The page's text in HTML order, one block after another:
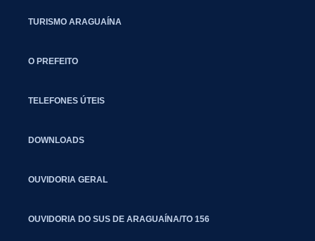
TURISMO ARAGUAÍNA
O PREFEITO
TELEFONES ÚTEIS
DOWNLOADS
OUVIDORIA GERAL
OUVIDORIA DO SUS DE ARAGUAÍNA/TO 156